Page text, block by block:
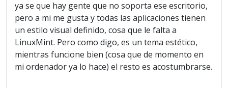
ya se que hay gente que no soporta ese escritorio,
pero a mi me gusta y todas las aplicaciones tienen
un estilo visual definido, cosa que le falta a
LinuxMint. Pero como digo, es un tema estético,
mientras funcione bien (cosa que de momento en
mi ordenador ya lo hace) el resto es acostumbrarse.